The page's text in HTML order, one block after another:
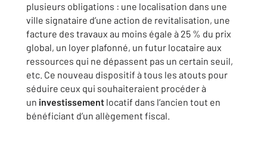
plusieurs obligations : une localisation dans une
ville signataire d’une action de revitalisation, une
facture des travaux au moins égale à 25 % du prix
global, un loyer plafonné, un futur locataire aux
ressources qui ne dépassent pas un certain seuil,
etc. Ce nouveau dispositif à tous les atouts pour
séduire ceux qui souhaiteraient procéder à
un investissement locatif dans l’ancien tout en
bénéficiant d’un allègement fiscal.